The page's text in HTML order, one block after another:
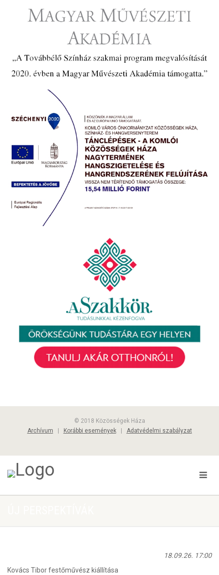
© 2018 Közösségek Háza
Archívum
Korábbi események| Adatvédelmi szabályzat
18.09.26. 17:00
Kovács Tibor festőművész kiállítása